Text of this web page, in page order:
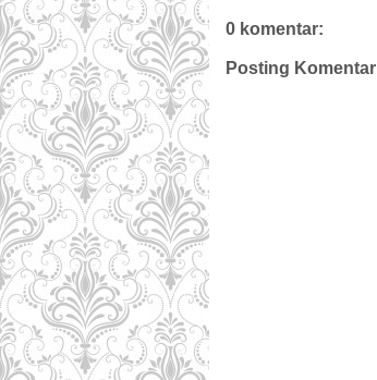
0 komentar:
Posting Komentar